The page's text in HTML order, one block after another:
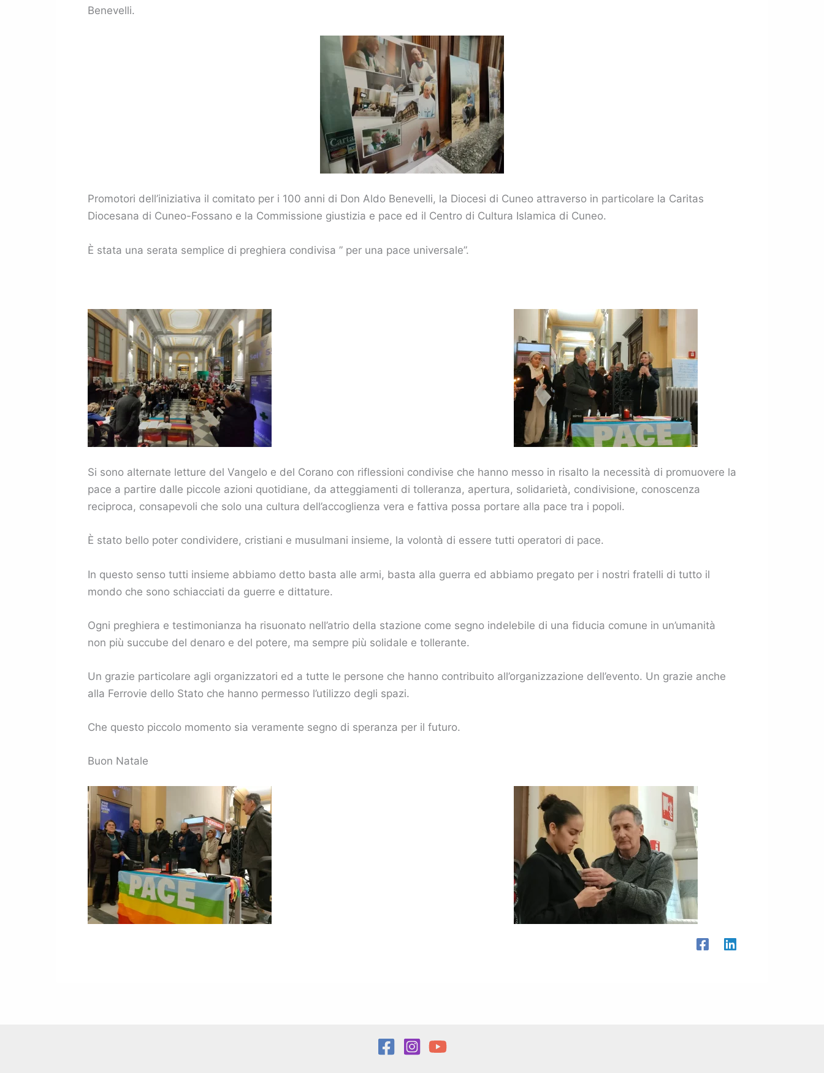
Benevelli.
Promotori dell’iniziativa il comitato per i 100 anni di Don Aldo Benevelli, la Diocesi di Cuneo attraverso in particolare la Caritas
Diocesana di Cuneo-Fossano e la Commissione giustizia e pace ed il Centro di Cultura Islamica di Cuneo.
È stata una serata semplice di preghiera condivisa ” per una pace universale”.
Si sono alternate letture del Vangelo e del Corano con riflessioni condivise che hanno messo in risalto la necessità di promuovere la
pace a partire dalle piccole azioni quotidiane, da atteggiamenti di tolleranza, apertura, solidarietà, condivisione, conoscenza
reciproca, consapevoli che solo una cultura dell’accoglienza vera e fattiva possa portare alla pace tra i popoli.
È stato bello poter condividere, cristiani e musulmani insieme, la volontà di essere tutti operatori di pace.
In questo senso tutti insieme abbiamo detto basta alle armi, basta alla guerra ed abbiamo pregato per i nostri fratelli di tutto il
mondo che sono schiacciati da guerre e dittature.
Ogni preghiera e testimonianza ha risuonato nell’atrio della stazione come segno indelebile di una fiducia comune in un’umanità
non più succube del denaro e del potere, ma sempre più solidale e tollerante.
Un grazie particolare agli organizzatori ed a tutte le persone che hanno contribuito all’organizzazione dell’evento. Un grazie anche
alla Ferrovie dello Stato che hanno permesso l’utilizzo degli spazi.
Che questo piccolo momento sia veramente segno di speranza per il futuro.
Buon Natale